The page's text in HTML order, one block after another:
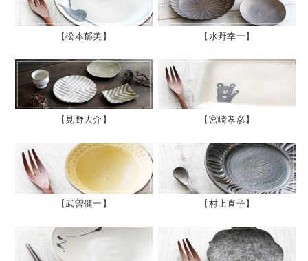
松本郁美 水野幸一
見野大介 宮崎孝彦
武曽健一 村上直子